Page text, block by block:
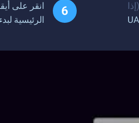
(إذا
الرئيسية